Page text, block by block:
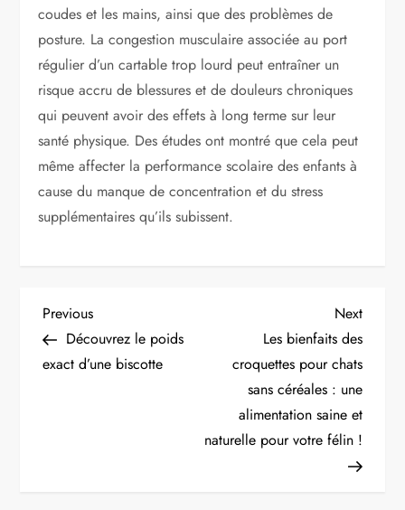
coudes et les mains, ainsi que des problèmes de
posture. La congestion musculaire associée au port
régulier d’un cartable trop lourd peut entraîner un
risque accru de blessures et de douleurs chroniques
qui peuvent avoir des effets à long terme sur leur
santé physique. Des études ont montré que cela peut
même affecter la performance scolaire des enfants à
cause du manque de concentration et du stress
supplémentaires qu’ils subissent.
N
a
Previous
Post
Previous
Découvrez le poids
exact d’une biscotte
Next
Post
Next
Les bienfaits des
croquettes pour chats
sans céréales : une
alimentation saine et
naturelle pour votre félin !